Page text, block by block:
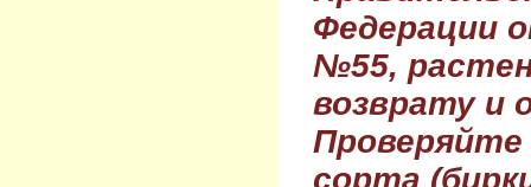
Федерации
№55,
возврату и
Проверяйте
сорта